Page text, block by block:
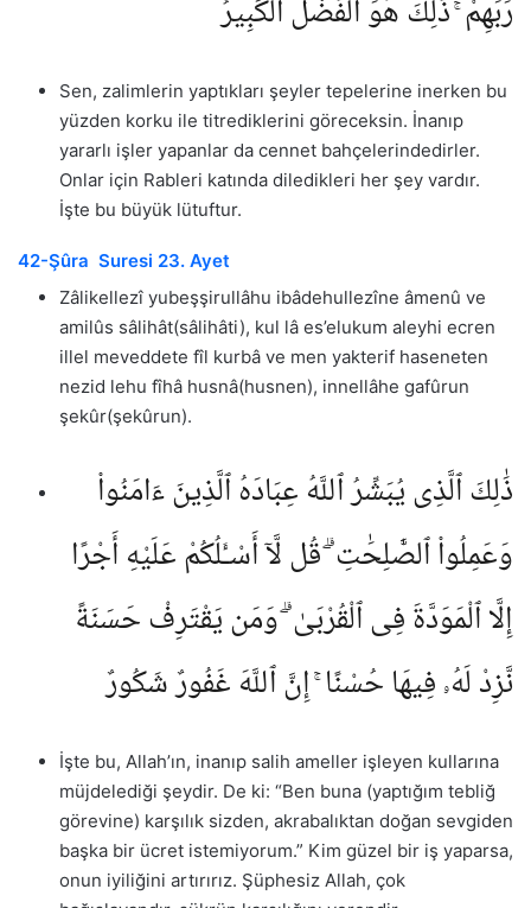
رَبِّهِمْ ۚ ذَٰلِكَ هُوَ ٱلْفَضْلُ ٱلْكَبِيرُ
Sen, zalimlerin yaptıkları şeyler tepelerine inerken bu
yüzden korku ile titrediklerini göreceksin. İnanıp
yararlı işler yapanlar da cennet bahçelerindedirler.
Onlar için Rableri katında diledikleri her şey vardır.
İşte bu büyük lütuftur.
42-Şûra Suresi 23. Ayet
Zâlikellezî yubeşşirullâhu ibâdehullezîne âmenû ve
amilûs sâlihât(sâlihâti), kul lâ es’elukum aleyhi ecren
illel meveddete fîl kurbâ ve men yakterif haseneten
nezid lehu fîhâ husnâ(husnen), innellâhe gafûrun
şekûr(şekûrun).
ذَٰلِكَ ٱلَّذِى يُبَشِّرُ ٱللَّهُ عِبَادَهُ ٱلَّذِينَ ءَامَنُوا۟
وَعَمِلُوا۟ ٱلصَّٰلِحَٰتِ ۗ قُل لَّآ أَسْـَٔلُكُمْ عَلَيْهِ أَجْرًا
إِلَّا ٱلْمَوَدَّةَ فِى ٱلْقُرْبَىٰ ۗ وَمَن يَقْتَرِفْ حَسَنَةً
نَّزِدْ لَهُۥ فِيهَا حُسْنًا ۚ إِنَّ ٱللَّهَ غَفُورٌ شَكُورٌ
İşte bu, Allah’ın, inanıp salih ameller işleyen kullarına
müjdelediği şeydir. De ki: “Ben buna (yaptığım tebliğ
görevine) karşılık sizden, akrabalıktan doğan sevgiden
başka bir ücret istemiyorum.” Kim güzel bir iş yaparsa,
onun iyiliğini artırırız. Şüphesiz Allah, çok